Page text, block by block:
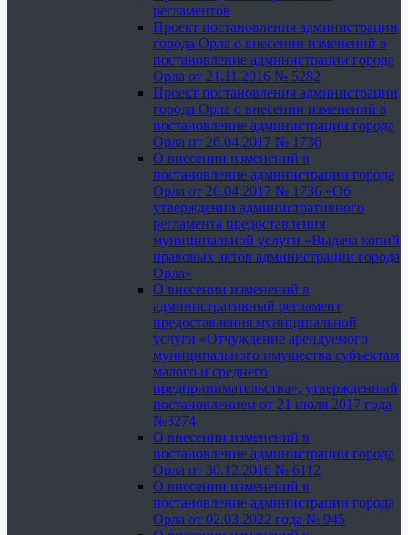
регламентов
Проект постановления администрации
города Орла о внесении изменений в
постановление администрации города
Орла от 21.11.2016 № 5282
Проект постановления администрации
города Орла о внесении изменений в
постановление администрации города
Орла от 26.04.2017 № 1736
О внесении изменений в
постановление администрации города
Орла от 26.04.2017 № 1736 «Об
утверждении административного
регламента предоставления
муниципальной услуги «Выдача копий
правовых актов администрации города
Орла»
О внесении изменений в
административный регламент
предоставления муниципальной
услуги «Отчуждение арендуемого
муниципального имущества субъектам
малого и среднего
предпринимательства», утвержденный
постановлением от 21 июля 2017 года
№3274
О внесении изменений в
постановление администрации города
Орла от 30.12.2016 № 6112
О внесении изменений в
постановление администрации города
Орла от 02.03.2022 года № 945